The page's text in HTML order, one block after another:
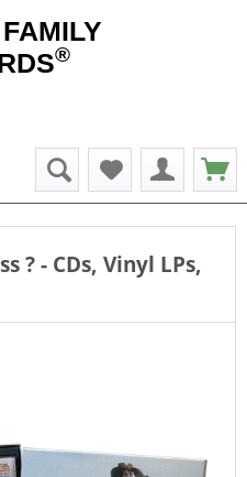
®
? - CDs, Vinyl LPs,